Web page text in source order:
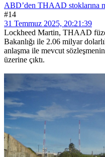
ABD’den THAAD stoklarına
#14
31 Temmuz 2025, 20:21:39
Lockheed Martin, THAAD
Bakanlığı ile 2.06 milyar
anlaşma ile mevcut
üzerine çıktı.